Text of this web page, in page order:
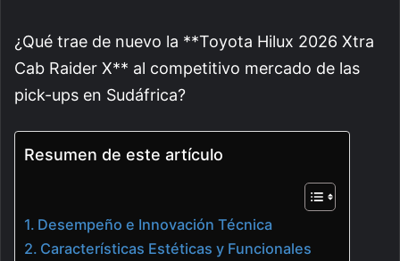
¿Qué trae de nuevo la **Toyota Hilux 2026 Xtra
Cab Raider X** al competitivo mercado de las
pick-ups en Sudáfrica?
Resumen de este artículo
Desempeño e Innovación Técnica
Características Estéticas y Funcionales